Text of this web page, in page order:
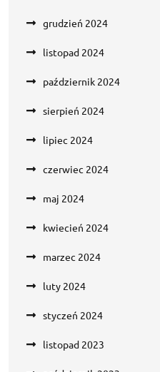
grudzień 2024
listopad 2024
październik 2024
sierpień 2024
lipiec 2024
czerwiec 2024
maj 2024
kwiecień 2024
marzec 2024
luty 2024
styczeń 2024
listopad 2023